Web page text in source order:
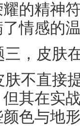
的精神
情感的温
三，皮肤
肤不直接
其在实
色与地